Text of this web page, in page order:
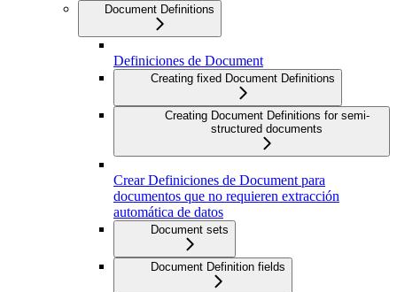
Document Definitions
Definiciones de Document
Creating fixed Document Definitions
Creating Document Definitions for semi-
structured documents
Crear Definiciones de Document para
documentos que no requieren extracción
automática de datos
Document sets
Document Definition fields